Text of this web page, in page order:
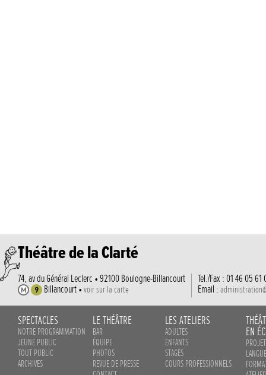
Théâtre de la Clarté
74, av du Général Leclerc • 92100 Boulogne-Billancourt
Billancourt • voir sur la carte
Tel./Fax : 01 46 05
Email :
SPECTACLES
NOTRE PROGRAMMATION
JEUNE PUBLIC
TOUT PUBLIC
ARCHIVES
LE THÉÂTRE
BAR
ÉQUIPE
PHOTOS
REVUE DE PRESSE
LES ATELIERS
ADULTES
ENFANTS
STAGES
COURS PROFESSIONNELS
EN